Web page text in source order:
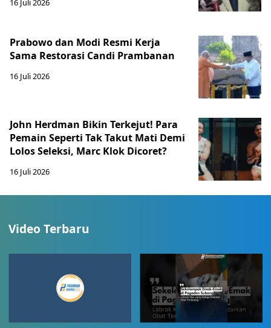
16 Juli 2026
Prabowo dan Modi Resmi Kerja
Sama Restorasi Candi Prambanan
16 Juli 2026
John Herdman Bikin Terkejut! Para
Pemain Seperti Tak Takut Mati Demi
Lolos Seleksi, Marc Klok Dicoret?
16 Juli 2026
Video Terbaru